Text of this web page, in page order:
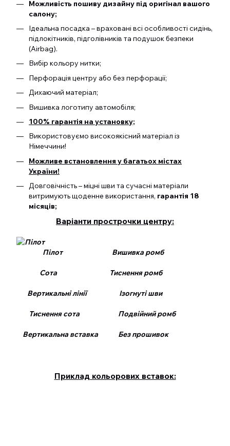
Можливість пошиву дизайну під оригінал вашого
салону;
Ідеальна посадка – враховані всі особливості сидінь,
підлокітників, підголівників та подушок безпеки
(Airbag).
Вибір кольору нитки;
Перфорація центру або без перфорації;
Дихаючий матеріал;
Вишивка логотипу автомобіля;
100% гарантія на установку;
Використовуємо високоякісний матеріал із
Німеччини!
Можливе встановлення у багатьох містах
України!
Довговічність – міцні шви та сучасні матеріали
витримують щоденне використання, гарантія 18
місяців;
Варіанти прострочки центру:
Пілот Вишивка ромб
Сота Тиснення ромб
Вертикальні лінії Ізогнуті шви
Тиснення сота Подвійний ромб
Вертикальна вставка Без прошивок
Приклад кольорових вставок: